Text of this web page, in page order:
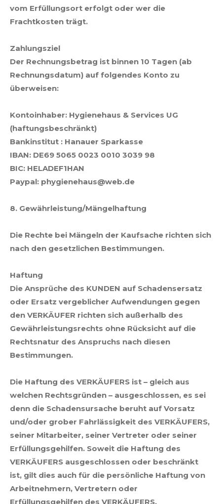
vom Erfüllungsort erfolgt oder wer die
Frachtkosten trägt.
Zahlungsziel
Der Rechnungsbetrag ist binnen 10 Tagen (ab
Rechnungsdatum) auf folgendes Konto zu
überweisen:
Kontoinhaber: Hygienehaus & Services UG
(haftungsbeschränkt)
Bankinstitut : Hanauer Sparkasse
IBAN: DE69 5065 0023 0010 3039 98
BIC: HELADEF1HAN
Paypal: phygienehaus@web.de
8. Gewährleistung/Mängelhaftung
Die Rechte bei Mängeln der Kaufsache richten sich
nach den gesetzlichen Bestimmungen.
Haftung
Die Ansprüche des KUNDEN auf Schadensersatz
oder Ersatz vergeblicher Aufwendungen gegen
den VERKÄUFER richten sich außerhalb des
Gewährleistungsrechts ohne Rücksicht auf die
Rechtsnatur des Anspruchs nach diesen
Bestimmungen.
Die Haftung des VERKÄUFERS ist – gleich aus
welchen Rechtsgründen – ausgeschlossen, es sei
denn die Schadensursache beruht auf Vorsatz
und/oder grober Fahrlässigkeit des VERKÄUFERS,
seiner Mitarbeiter, seiner Vertreter oder seiner
Erfüllungsgehilfen. Soweit die Haftung des
VERKÄUFERS ausgeschlossen oder beschränkt
ist, gilt dies auch für die persönliche Haftung von
Arbeitnehmern, Vertretern oder
Erfüllungsgehilfen des VERKÄUFERS.